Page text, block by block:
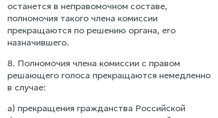
останется в неправомочном составе,
полномочия такого члена комиссии
прекращаются по решению органа, его
назначившего.
8. Полномочия члена комиссии с правом
решающего голоса прекращаются немедленно
в случае:
а) прекращения гражданства Российской